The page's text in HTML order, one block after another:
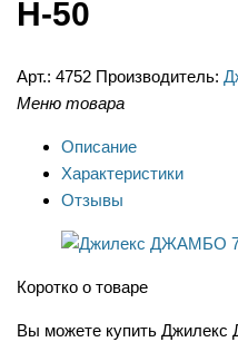
Н-50
Арт.: 4752 Производитель:
Меню товара
Описание
Характеристики
Отзывы
Коротко о товаре
Вы можете купить